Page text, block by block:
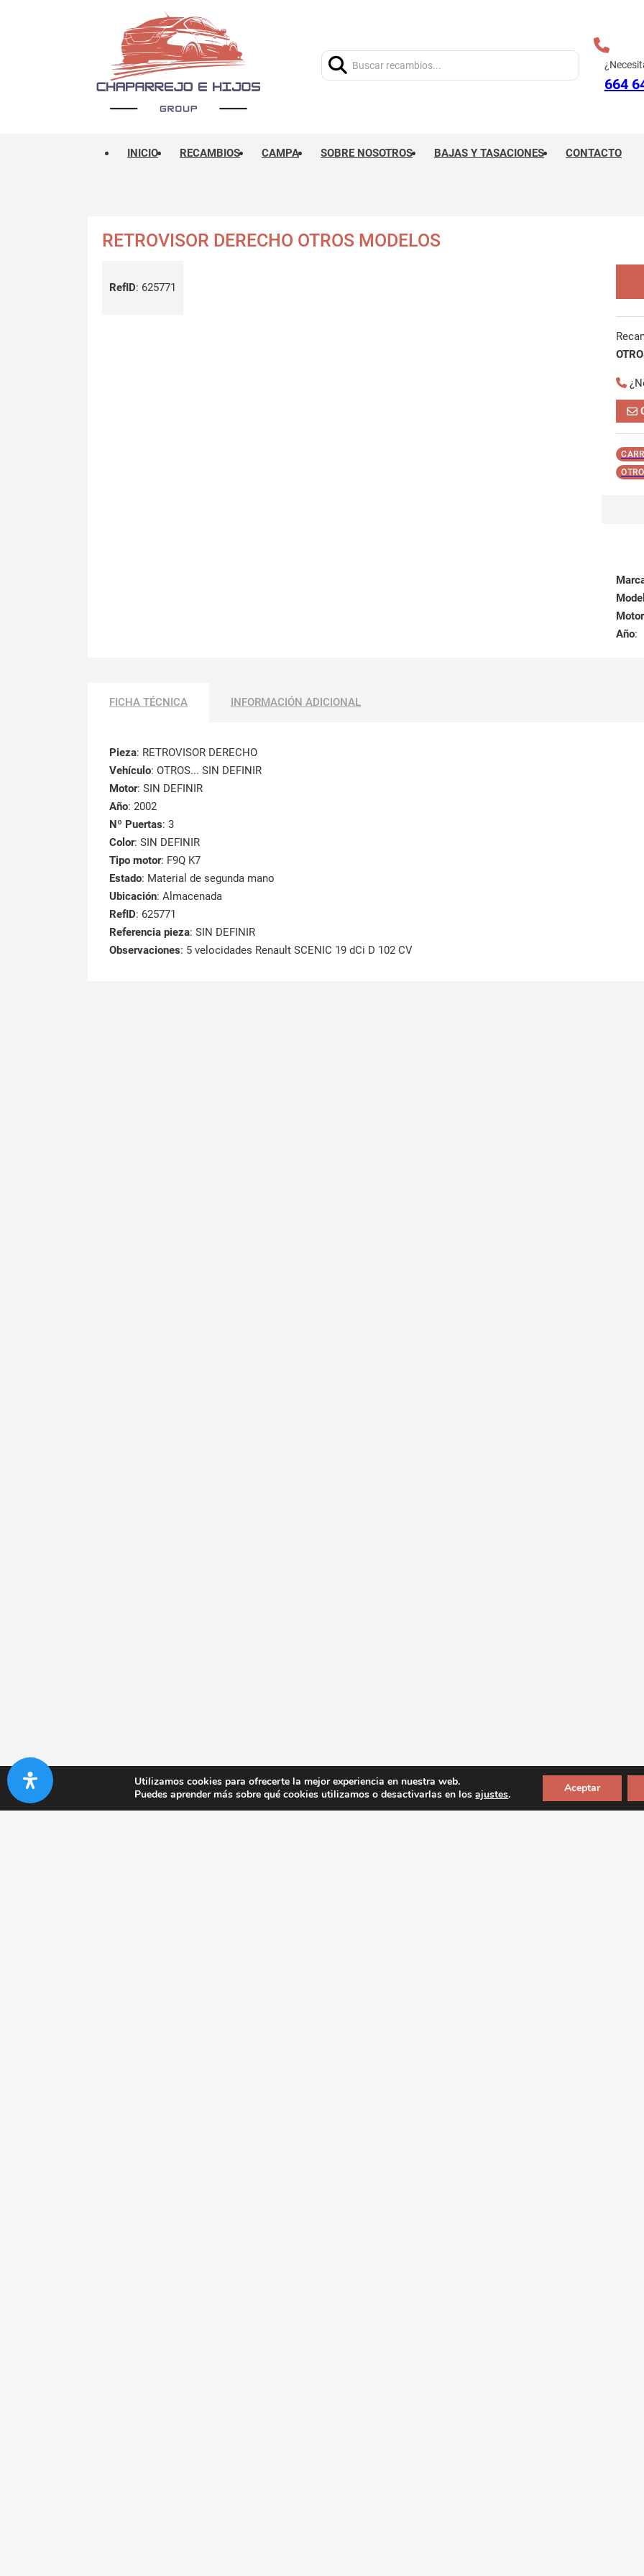
664
INICIO RECAMBIOS CAMPA SOBRE NOSOTROS BAJAS Y TASACIONES CONTACTO
RETROVISOR DERECHO OTROS MODELOS
RefID: 625771
Motor
Año:
FICHA TÉCNICA INFORMACIÓN ADICIONAL
Pieza: RETROVISOR DERECHO
Vehículo: OTROS... SIN DEFINIR
Motor: SIN DEFINIR
Año: 2002
Nº Puertas: 3
Color: SIN DEFINIR
Tipo motor: F9Q K7
Estado: Material de segunda mano
Ubicación: Almacenada
RefID: 625771
Referencia pieza: SIN DEFINIR
Observaciones: 5 velocidades Renault SCENIC 19 dCi D 102 CV
Utilizamos cookies para ofrecerte la mejor experiencia en nuestra web.
Puedes aprender más sobre qué cookies utilizamos o desactivarlas en losajustes. Aceptar